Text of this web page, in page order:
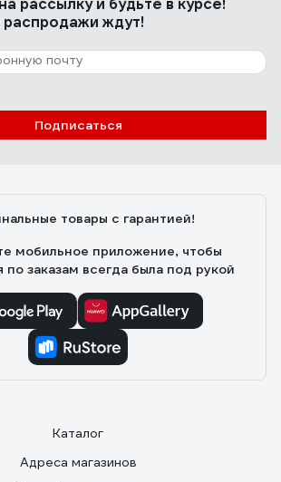
на рассылкуи будьте в курсе!
распродажи ждут!
Подписаться
товары с гарантией!
мобильное приложение, чтобы
заказам всегда была под рукой
Каталог
Адреса магазинов